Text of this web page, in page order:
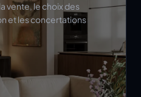
vente, le choix des
et les concertations